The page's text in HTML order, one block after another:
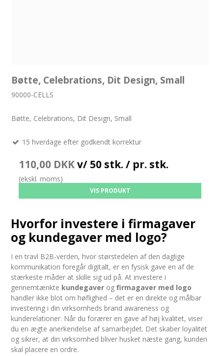
Bøtte, Celebrations, Dit Design, Small
90000-CELLS
Bøtte, Celebrations, Dit Design, Small
15 hverdage efter godkendt korrektur
110,00 DKKv/ 50 stk. / pr. stk.
(ekskl. moms)
VIS PRODUKT
Hvorfor investere i firmagaver
og kundegaver med logo?
I en travl B2B-verden, hvor størstedelen af den daglige
kommunikation foregår digitalt, er en fysisk gave en af de
stærkeste måder at skille sig ud på. At investere i
gennemtænkte kundegaver ogfirmagaver med logo
handler ikke blot om høflighed – det er en direkte og målbar
investering i din virksomheds brand awareness og
kunderelationer. Når du forærer en gave af høj kvalitet, viser
du en ægte anerkendelse af samarbejdet. Det skaber loyalitet
og sikrer, at din virksomhed bliver husket næste gang, kunden
skal placere en ordre.